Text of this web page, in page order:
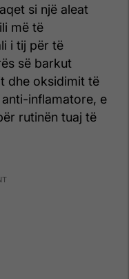
si një aleat
më të
i tij për të
së barkut
dhe oksidimit të
inflamatore, e
rutinën tuaj të